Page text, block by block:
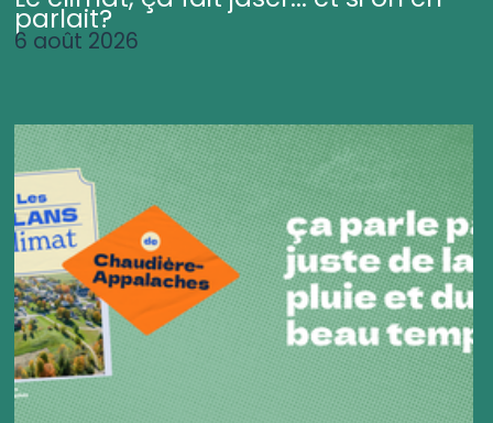
parlait?
6 août 2026